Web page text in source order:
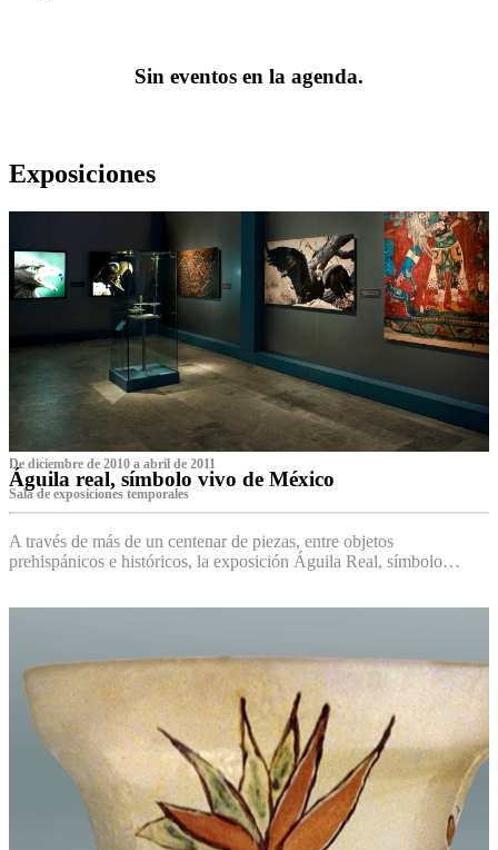
Sin eventos en la agenda.
Exposiciones
De diciembre de 2010 a abril de 2011
Águila real, símbolo vivo de México
Sala de exposiciones temporales
A través de más de un centenar de piezas, entre objetos
prehispánicos e históricos, la exposición Águila Real, símbolo…